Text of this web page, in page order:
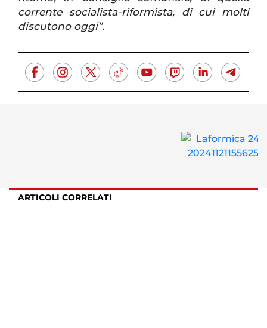
corrente socialista-riformista, di cui molti
discutono oggi”.
ARTICOLI CORRELATI